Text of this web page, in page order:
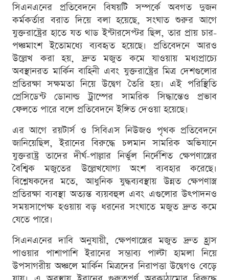
সিএনএনের প্রতিবেদনে বিষয়টি সম্পর্কে অবগত দুজন
কর্মকর্তার বরাত দিয়ে বলা হয়েছে, সংঘাত শুরুর আগে
যুক্তরাষ্ট্রের হাতে যত থাড ইন্টারসেপ্টর ছিল, তার প্রায় চার-
পঞ্চমাংশ ইতোমধ্যে ব্যবহৃত হয়েছে। প্রতিবেদনে আরও
উল্লেখ করা হয়, দ্রুত মজুত কমে যাওয়ায় মধ্যপ্রাচ্যে
অবস্থানরত মার্কিন বাহিনী এবং যুক্তরাষ্ট্রের মিত্র দেশগুলোর
প্রতিরক্ষা সক্ষমতা নিয়ে উদ্বেগ তৈরি হয়। এই পরিস্থিতি
প্রেসিডেন্ট ডোনাল্ড ট্রাম্পের সামরিক সিদ্ধান্তেও প্রভাব
ফেলতে পারে বলে প্রতিবেদনে ইঙ্গিত দেওয়া হয়েছে।
এর আগে রয়টার্স ও সিবিএস নিউজও পৃথক প্রতিবেদনে
জানিয়েছিল, ইরানের বিরুদ্ধে চলমান সামরিক অভিযানে
যুক্তরাষ্ট্র তাদের দীর্ঘ-পাল্লার নির্ভুল নির্দেশিত ক্ষেপণাস্ত্রের
বৈশ্বিক মজুতের উল্লেখযোগ্য অংশ ব্যবহার করেছে।
বিশ্লেষকদের মতে, আধুনিক যুদ্ধব্যবস্থায় উন্নত ক্ষেপণাস্ত্র
প্রতিরক্ষা ব্যবস্থা অত্যন্ত ব্যয়বহুল এবং এগুলোর উৎপাদনও
সময়সাপেক্ষ হওয়ায় বড় ধরনের সংঘাতে মজুত দ্রুত কমে
যেতে পারে।
সিএনএনের দাবি অনুযায়ী, ক্ষেপণাস্ত্রের মজুত দ্রুত হ্রাস
পাওয়ার পাশাপাশি ইরানের সম্ভাব্য পাল্টা হামলা নিয়ে
উপসাগরীয় অঞ্চলে মার্কিন মিত্রদের নিরাপত্তা উদ্বেগও বেড়ে